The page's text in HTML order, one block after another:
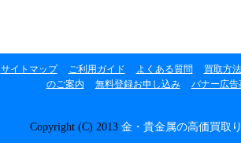
サイトマップ ご利用ガイド よくある質問
買取方法
のご案内
無料登録お申し込み バナー広告
Copyright (C) 2013 金・貴金属の高価買取